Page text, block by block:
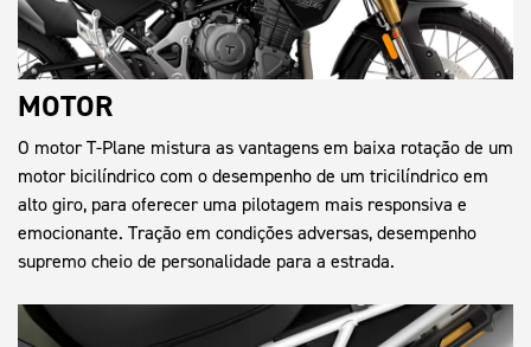
MOTOR
O motor T-Plane mistura as vantagens em baixa rotação de um
motor bicilíndrico com o desempenho de um tricilíndrico em
alto giro, para oferecer uma pilotagem mais responsiva e
emocionante. Tração em condições adversas, desempenho
supremo cheio de personalidade para a estrada.